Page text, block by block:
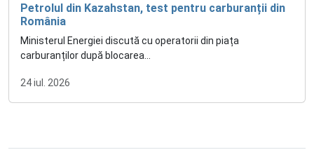
Petrolul din Kazahstan, test pentru carburanții din
România
Ministerul Energiei discută cu operatorii din piața
carburanților după blocarea...
24 iul. 2026